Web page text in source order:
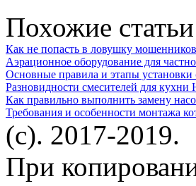
Похожие статьи
Как не попасть в ловушку
Аэрационное оборудование для
Основные правила и этапы установки
Разновидности смесителей для
Как правильно выполнить замену
Требования и особенности монтажа
(c). 2017-2019.
При